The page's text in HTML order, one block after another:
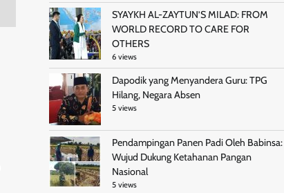
SYAYKH AL-ZAYTUN’S MILAD: FROM
WORLD RECORD TO CARE FOR
OTHERS
6 views
Dapodik yang Menyandera Guru: TPG
Hilang, Negara Absen
5 views
Pendampingan Panen Padi Oleh Babinsa:
Wujud Dukung Ketahanan Pangan
Nasional
5 views